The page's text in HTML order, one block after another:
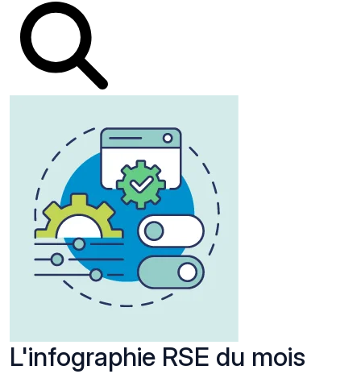
L'infographie RSE du mois